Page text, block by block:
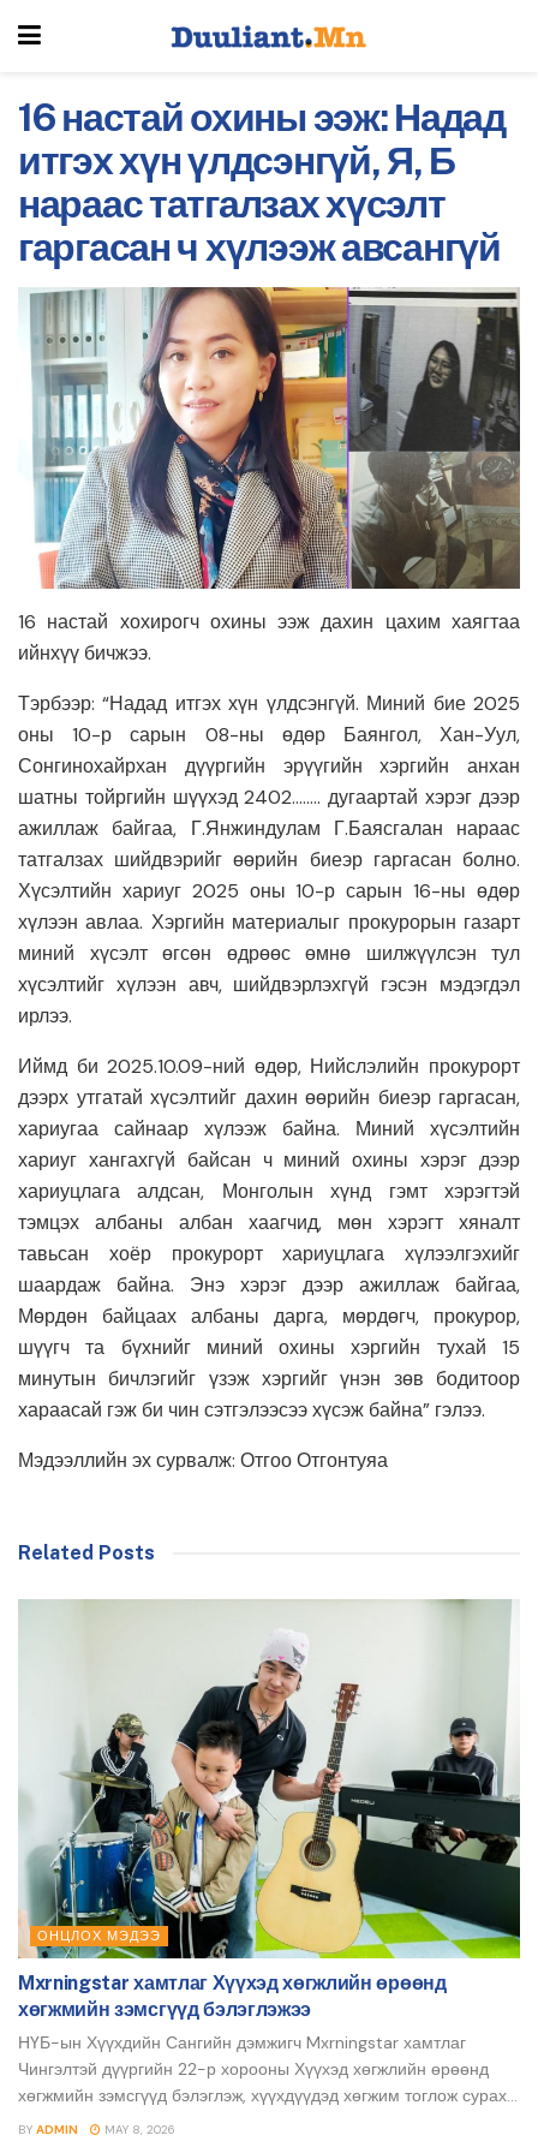
16 настай охины ээж: Надад
итгэх хүн үлдсэнгүй, Я, Б
нараас татгалзах хүсэлт
гаргасан ч хүлээж авсангүй
16 настай хохирогч охины ээж дахин цахим хаягтаа
ийнхүү бичжээ.
Тэрбээр: “Надад итгэх хүн үлдсэнгүй. Миний бие 2025
оны 10-р сарын 08-ны өдөр Баянгол, Хан-Уул,
Сонгинохайрхан дүүргийн эрүүгийн хэргийн анхан
шатны тойргийн шүүхэд 2402…….. дугаартай хэрэг дээр
ажиллаж байгаа, Г.Янжиндулам Г.Баясгалан нараас
татгалзах шийдвэрийг өөрийн биеэр гаргасан болно.
Хүсэлтийн хариуг 2025 оны 10-р сарын 16-ны өдөр
хүлээн авлаа. Хэргийн материалыг прокурорын газарт
миний хүсэлт өгсөн өдрөөс өмнө шилжүүлсэн тул
хүсэлтийг хүлээн авч, шийдвэрлэхгүй гэсэн мэдэгдэл
ирлээ.
Иймд би 2025.10.09-ний өдөр, Нийслэлийн прокурорт
дээрх утгатай хүсэлтийг дахин өөрийн биеэр гаргасан,
хариугаа сайнаар хүлээж байна. Миний хүсэлтийн
хариуг хангахгүй байсан ч миний охины хэрэг дээр
хариуцлага алдсан, Монголын хүнд гэмт хэрэгтэй
тэмцэх албаны албан хаагчид, мөн хэрэгт хяналт
тавьсан хоёр прокурорт хариуцлага хүлээлгэхийг
шаардаж байна. Энэ хэрэг дээр ажиллаж байгаа,
Мөрдөн байцаах албаны дарга, мөрдөгч, прокурор,
шүүгч та бүхнийг миний охины хэргийн тухай 15
минутын бичлэгийг үзэж хэргийг үнэн зөв бодитоор
хараасай гэж би чин сэтгэлээсээ хүсэж байна” гэлээ.
Мэдээллийн эх сурвалж: Отгоо Отгонтуяа
Related Posts
ОНЦЛОХ МЭДЭЭ
Mxrningstar хамтлаг Хүүхэд хөгжлийн өрөөнд
хөгжмийн зэмсгүүд бэлэглэжээ
НҮБ-ын Хүүхдийн Сангийн дэмжигч Mxrningstar хамтлаг
Чингэлтэй дүүргийн 22-р хорооны Хүүхэд хөгжлийн өрөөнд
хөгжмийн зэмсгүүд бэлэглэж, хүүхдүүдэд хөгжим тоглож сурах...
BY ADMIN MAY 8, 2026